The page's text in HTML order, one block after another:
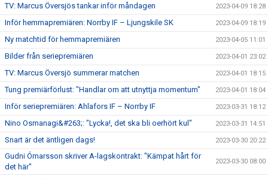
TV: Marcus Översjös tankar inför måndagen 2023-04-09 18:28
Inför hemmapremiären: Norrby IF – Ljungskile SK 2023-04-09 18:19
Ny matchtid för hemmapremiären 2023-04-05 11:01
Bilder från seriepremiären 2023-04-01 23:02
TV: Marcus Översjö summerar matchen 2023-04-01 18:15
Tung premiärförlust: "Handlar om att utnyttja momentum" 2023-04-01 18:04
Inför seriepremiären: Ahlafors IF – Norrby IF 2023-03-31 18:12
Nino Osmanagi&#263;: "Lycka!, det ska bli oerhört kul" 2023-03-31 14:51
Snart är det äntligen dags! 2023-03-30 20:22
Gudni Ómarsson skriver A-lagskontrakt: "Kämpat hårt för
det här"
2023-03-30 08:00